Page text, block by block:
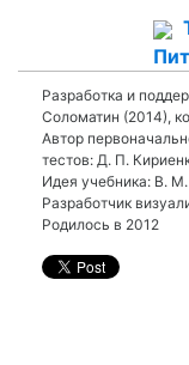
Разработка и
Соломатин (2014),
Автор
тестов: Д. П.
Идея учебника: В.
Разработчик
Родилось в 2012